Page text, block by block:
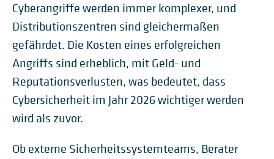
Cyberangriffe werden immer komplexer, und
Distributionszentren sind gleichermaßen
gefährdet. Die Kosten eines erfolgreichen
Angriffs sind erheblich, mit Geld- und
Reputationsverlusten, was bedeutet, dass
Cybersicherheit im Jahr 2026 wichtiger werden
wird als zuvor.
Ob externe Sicherheitssystemteams, Berater